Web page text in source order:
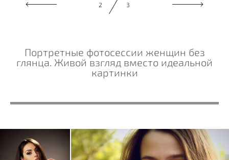
3 3
Портретные фотосессии женщин без
глянца. Живой взгляд вместо идеальной
картинки